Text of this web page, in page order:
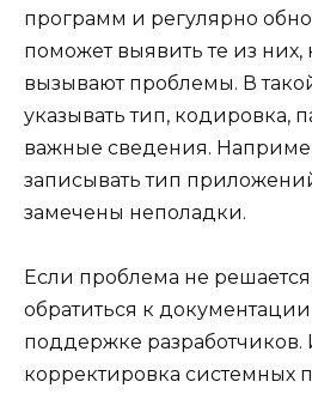
программ и регулярно
поможет выявить те из них,
вызывают проблемы. В
указывать тип, кодировка,
важные сведения.
записывать тип
замечены неполадки.
Если проблема не
обратиться к
поддержке разработчиков.
корректировка системных